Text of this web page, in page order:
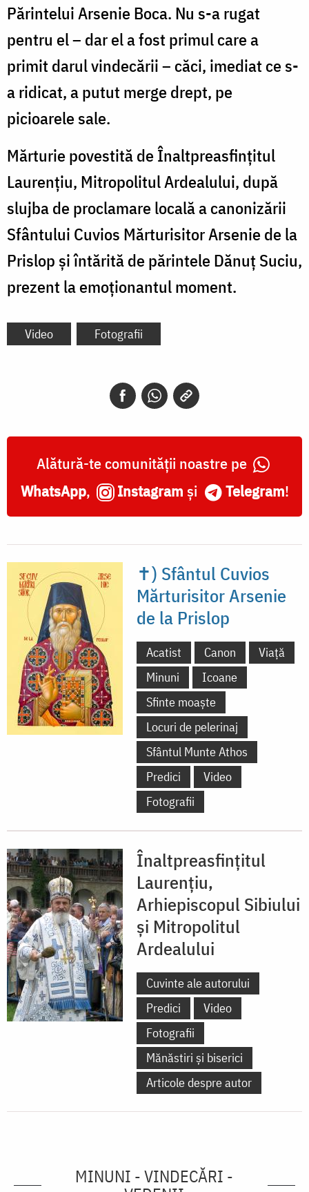
Părintelui Arsenie Boca. Nu s-a rugat
pentru el – dar el a fost primul care a
primit darul vindecării – căci, imediat ce s-
a ridicat, a putut merge drept, pe
picioarele sale.
Mărturie povestită de Înaltpreasfințitul
Laurențiu, Mitropolitul Ardealului, după
slujba de proclamare locală a canonizării
Sfântului Cuvios Mărturisitor Arsenie de la
Prislop și întărită de părintele Dănuț Suciu,
prezent la emoționantul moment.
Video Fotografii
Alătură-te comunității noastre pe
WhatsApp, Instagram și Telegram!
✝) Sfântul Cuvios
Mărturisitor Arsenie
de la Prislop
Acatist Canon
Viață
Minuni
Icoane
Sfinte moaște
Locuri de pelerinaj
Sfântul Munte Athos
Predici
Video
Fotografii
Înaltpreasfințitul
Laurențiu,
Arhiepiscopul Sibiului
și Mitropolitul
Ardealului
Cuvinte ale autorului
Predici
Video
Fotografii
Mănăstiri și biserici
Articole despre autor
MINUNI - VINDECĂRI -